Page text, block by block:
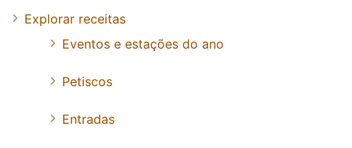
Explorar receitas
Eventos e estações do ano
Petiscos
Entradas